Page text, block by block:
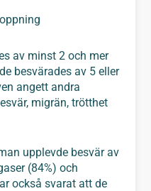
av minst 2 och mer
besvärades av 5 eller
angett andra
migrän, trötthet
upplevde besvär av
(84%) och
också svarat att de